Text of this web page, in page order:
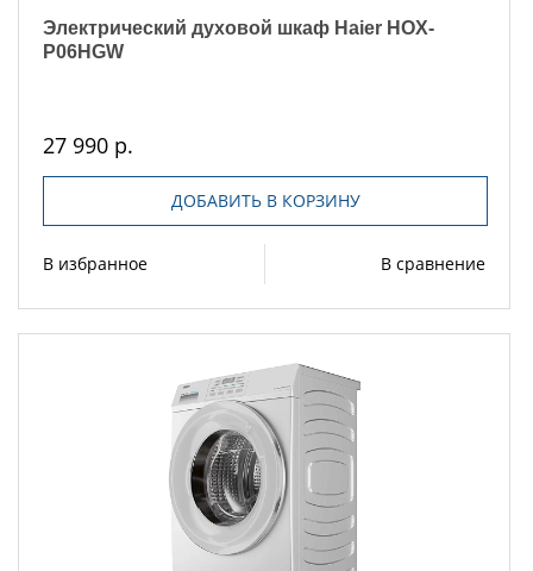
Электрический духовой шкаф Haier HOX-
P06HGW
27 990 р.
ДОБАВИТЬ В КОРЗИНУ
В избранное В сравнение